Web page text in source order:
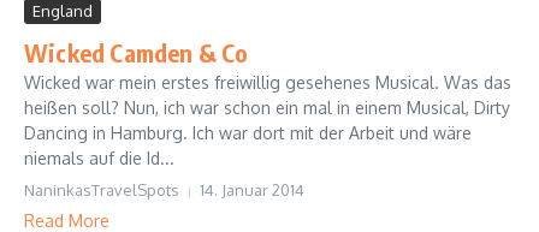
England
Wicked Camden & Co
Wicked war mein erstes freiwillig gesehenes Musical. Was das
heißen soll? Nun, ich war schon ein mal in einem Musical, Dirty
Dancing in Hamburg. Ich war dort mit der Arbeit und wäre
niemals auf die Id...
NaninkasTravelSpots 14. Januar 2014
Read More